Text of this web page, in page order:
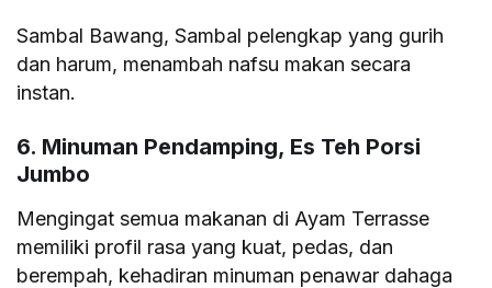
Sambal Bawang, Sambal pelengkap yang gurih
dan harum, menambah nafsu makan secara
instan.
6. Minuman Pendamping, Es Teh Porsi
Jumbo
Mengingat semua makanan di Ayam Terrasse
memiliki profil rasa yang kuat, pedas, dan
berempah, kehadiran minuman penawar dahaga